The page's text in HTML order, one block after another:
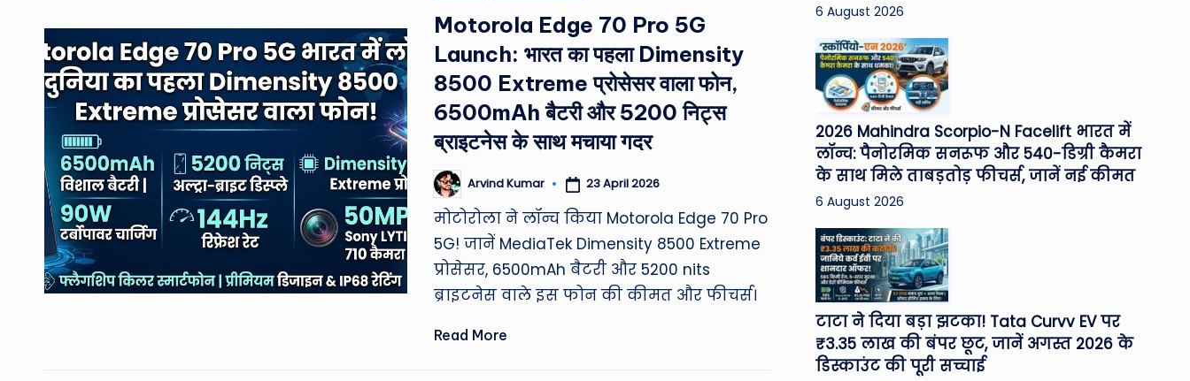
c
h
&
M
vi
e
N
Motorola Edge 70 Pro 5G
Launch: भारत का पहला Dimensity
8500 Extreme प्रोसेसर वाला फोन,
6500mAh बैटरी और 5200 निट्स
ब्राइटनेस के साथ मचाया गदर
Posted
by
Arvind Kumar 23 April 2026
मोटोरोला ने लॉन्च किया Motorola Edge 70 Pro
5G! जानें MediaTek Dimensity 8500 Extreme
प्रोसेसर, 6500mAh बैटरी और 5200 nits
ब्राइटनेस वाले इस फोन की कीमत और फीचर्स।
Read More
6 August 2026
2026 Mahindra Scorpio-N Facelift भारत में
लॉन्च: पैनोरमिक सनरूफ और 540-डिग्री कैमरा
के साथ मिले ताबड़तोड़ फीचर्स, जानें नई कीमत
6 August 2026
टाटा ने दिया बड़ा झटका! Tata Curvv EV पर
₹3.35 लाख की बंपर छूट, जानें अगस्त 2026 के
डिस्काउंट की पूरी सच्चाई